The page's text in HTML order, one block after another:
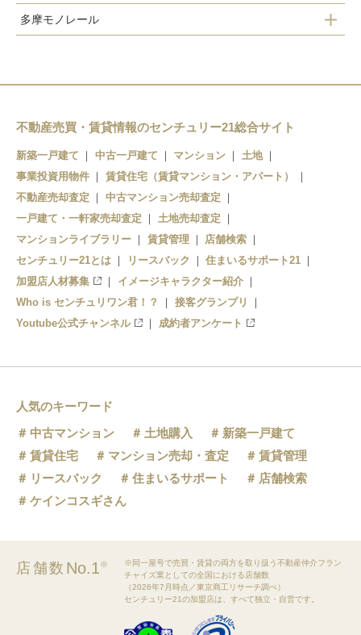
京王多摩センター駅
小田急永山駅
多摩モノレール
不動産売買・賃貸情報のセンチュリー21総合サイト
新築一戸建て 中古一戸建て マンション
土地
事業投資用物件
賃貸住宅（賃貸マンション・アパート）
不動産売却査定
中古マンション売却査定
一戸建て・一軒家売却査定
土地売却査定
マンションライブラリー
賃貸管理
店舗検索
センチュリー21とは
リースバック
住まいるサポート21
加盟店人材募集
イメージキャラクター紹介
Who is センチュリワン君！？
接客グランプリ
Youtube公式チャンネル
成約者アンケート
人気のキーワード
中古マンション
土地購入
新築一戸建て
賃貸住宅
マンション売却・査定
賃貸管理
リースバック
住まいるサポート
店舗検索
ケインコスギさん
店舗数 No.1※
※同一屋号で売買・賃貸の両方を取り扱う不動産仲介フラン
チャイズ業としての全国における店舗数
（2026年7月時点／東京商工リサーチ調べ）
センチュリー21の加盟店は、すべて独立・自営です。